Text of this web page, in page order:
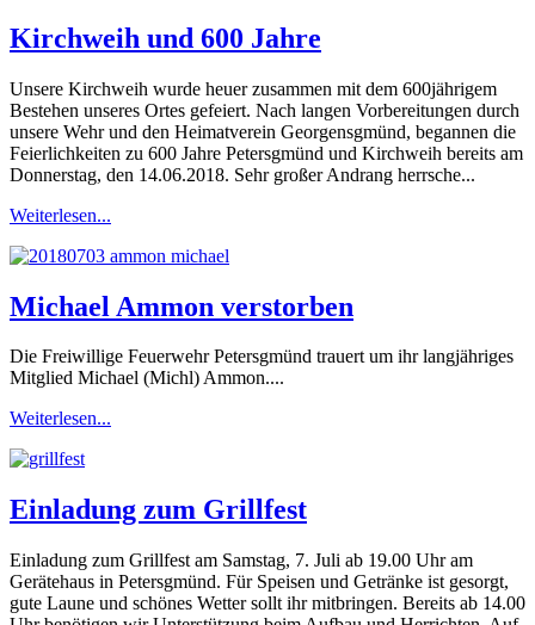
Kirchweih und 600 Jahre
Unsere Kirchweih wurde heuer zusammen mit dem 600jährigem
Bestehen unseres Ortes gefeiert. Nach langen Vorbereitungen durch
unsere Wehr und den Heimatverein Georgensgmünd, begannen die
Feierlichkeiten zu 600 Jahre Petersgmünd und Kirchweih bereits am
Donnerstag, den 14.06.2018. Sehr großer Andrang herrsche...
Weiterlesen...
Michael Ammon verstorben
Die Freiwillige Feuerwehr Petersgmünd trauert um ihr langjähriges
Mitglied Michael (Michl) Ammon....
Weiterlesen...
Einladung zum Grillfest
Einladung zum Grillfest am Samstag, 7. Juli ab 19.00 Uhr am
Gerätehaus in Petersgmünd. Für Speisen und Getränke ist gesorgt,
gute Laune und schönes Wetter sollt ihr mitbringen. Bereits ab 14.00